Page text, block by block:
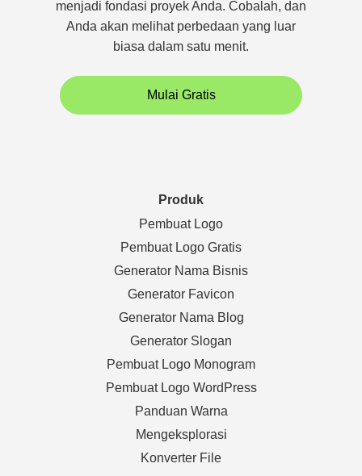
menjadi fondasi proyek Anda. Cobalah, dan
Anda akan melihat perbedaan yang luar
biasa dalam satu menit.
Mulai Gratis
Produk
Pembuat Logo
Pembuat Logo Gratis
Generator Nama Bisnis
Generator Favicon
Generator Nama Blog
Generator Slogan
Pembuat Logo Monogram
Pembuat Logo WordPress
Panduan Warna
Mengeksplorasi
Konverter File